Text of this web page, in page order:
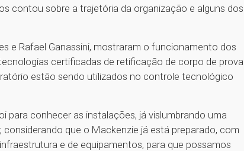
contou sobre a trajetória da organização e alguns dos
e Rafael Ganassini, mostraram o funcionamento dos
certificadas de retificação de corpo de prova
estão sendo utilizados no controle tecnológico
para conhecer as instalações, já vislumbrando uma
que o Mackenzie já está preparado, com
e de equipamentos, para que possamos